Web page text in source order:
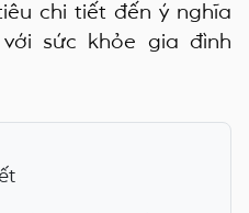
chi tiết đến ý nghĩa
sức khỏe gia đình